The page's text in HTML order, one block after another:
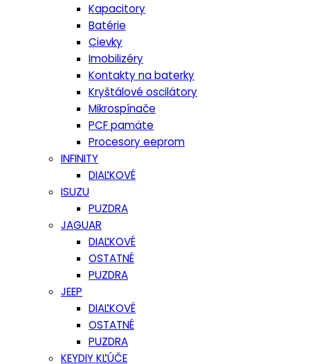
Kapacitory
Batérie
Cievky
Imobilizéry
Kontakty na baterky
Kryštálové oscilátory
Mikrospínače
PCF pamäte
Procesory eeprom
INFINITY
DIAĽKOVÉ
ISUZU
PUZDRA
JAGUAR
DIAĽKOVÉ
OSTATNÉ
PUZDRA
JEEP
DIAĽKOVÉ
OSTATNÉ
PUZDRA
KEYDIY KĽÚČE